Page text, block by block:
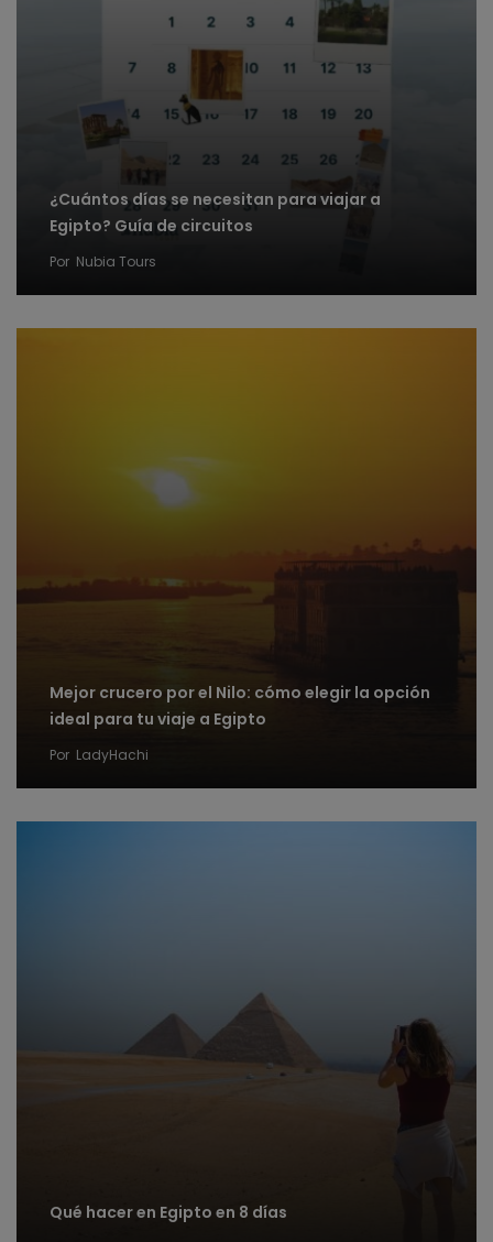
¿Cuántos días se necesitan para viajar a
Egipto? Guía de circuitos
Por Nubia Tours
Mejor crucero por el Nilo: cómo elegir la opción
ideal para tu viaje a Egipto
Por LadyHachi
Qué hacer en Egipto en 8 días